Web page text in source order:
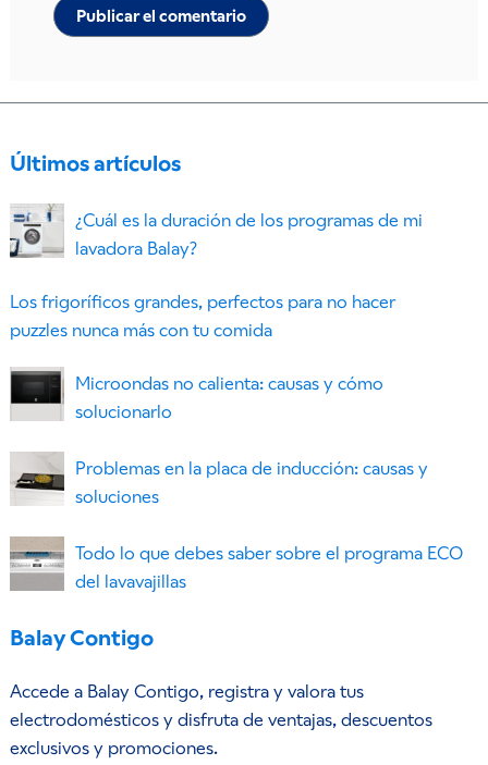
Últimos artículos
¿Cuál es la duración de los programas de mi
lavadora Balay?
Los frigoríficos grandes, perfectos para no hacer
puzzles nunca más con tu comida
Microondas no calienta: causas y cómo
solucionarlo
Problemas en la placa de inducción: causas y
soluciones
Todo lo que debes saber sobre el programa ECO
del lavavajillas
Balay Contigo
Accede a Balay Contigo, registra y valora tus
electrodomésticos y disfruta de ventajas, descuentos
exclusivos y promociones.